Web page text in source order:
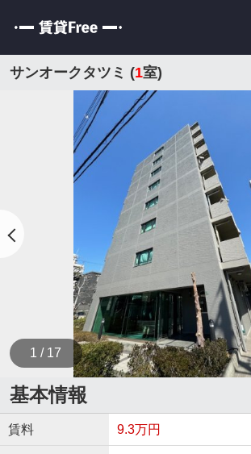
サンオークタツミ (1室)
1 / 17
基本情報
賃料 9.3万円